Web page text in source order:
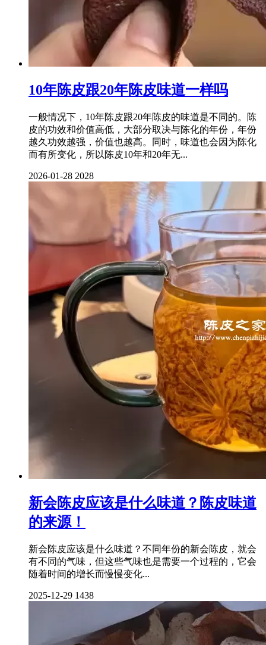
10年陈皮跟20年陈皮味道一样吗
一般情况下，10年陈皮跟20年陈皮的味道是不同的。陈
皮的功效和价值高低，大部分取决与陈化的年份，年份
越久功效越强，价值也越高。同时，味道也会因为陈化
而有所变化，所以陈皮10年和20年无...
2026-01-28 2028
新会陈皮应该是什么味道？陈皮味道
的来源！
新会陈皮应该是什么味道？不同年份的新会陈皮，就会
有不同的气味，但这些气味也是需要一个过程的，它会
随着时间的增长而慢慢变化...
2025-12-29 1438